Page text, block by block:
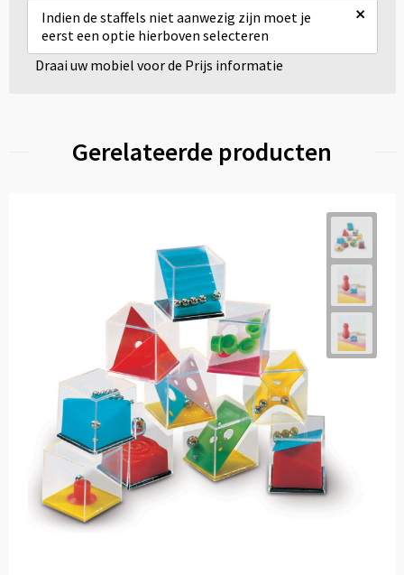
Indien de staffels niet aanwezig zijn moet je
eerst een optie hierboven selecteren
×
Draai uw mobiel voor de Prijs informatie
Gerelateerde producten